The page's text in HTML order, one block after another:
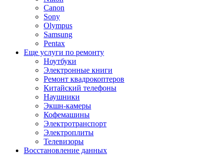
Canon
Sony
Olympus
Samsung
Pentax
Еще услуги по ремонту
Ноутбуки
Электронные книги
Ремонт квадрокоптеров
Китайский телефоны
Наушники
Экшн-камеры
Кофемашины
Электротранспорт
Электроплиты
Телевизоры
Восстановление данных